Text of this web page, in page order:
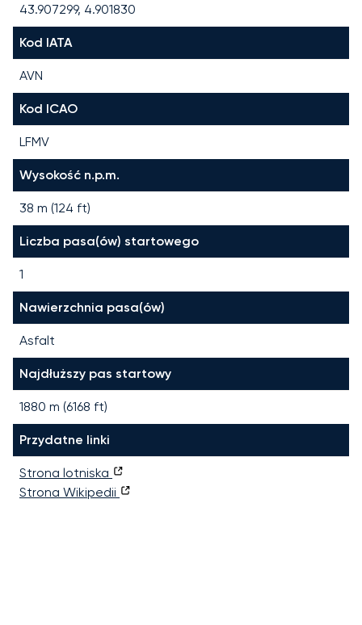
43.907299, 4.901830
Kod IATA
AVN
Kod ICAO
LFMV
Wysokość n.p.m.
38 m (124 ft)
Liczba pasa(ów) startowego
1
Nawierzchnia pasa(ów)
Asfalt
Najdłuższy pas startowy
1880 m (6168 ft)
Przydatne linki
Strona lotniska
Strona Wikipedii